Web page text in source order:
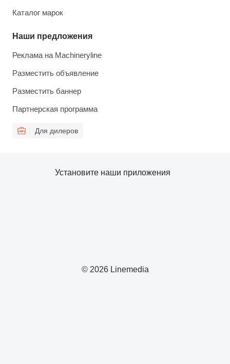
Каталог марок
Наши предложения
Реклама на Machineryline
Разместить объявление
Разместить баннер
Партнерская программа
Для дилеров
© 2026 Linemedia
Установите наши приложения